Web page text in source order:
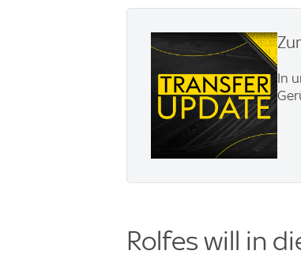
In
Rolfes will in